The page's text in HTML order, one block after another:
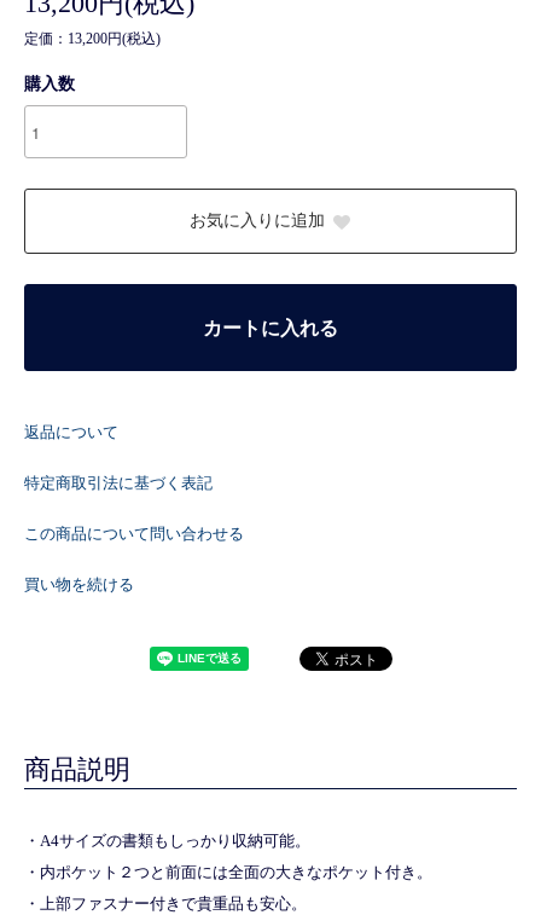
定価：13,200円(税込)
購入数
お気に入りに追加
カートに入れる
返品について
特定商取引法に基づく表記
この商品について問い合わせる
買い物を続ける
商品説明
・A4サイズの書類もしっかり収納可能。
・内ポケット２つと前面には全面の大きなポケット付き。
・上部ファスナー付きで貴重品も安心。